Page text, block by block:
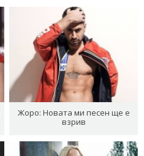
Жоро: Новата ми песен ще е
взрив